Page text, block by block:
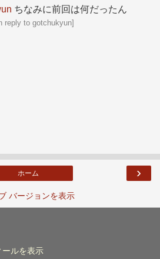
ちなみに前回は何だったん
reply to gotchukyun]
›
ホーム
バージョンを表示
ルを表示